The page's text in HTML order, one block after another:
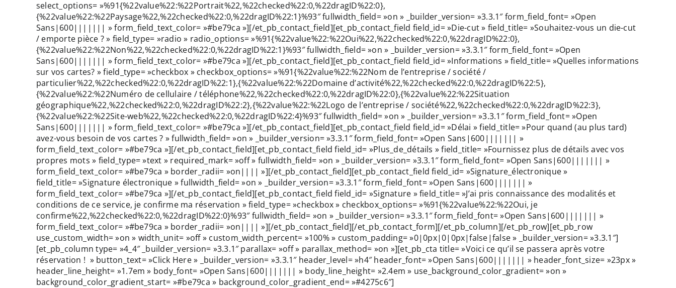
select_options= »%91{%22value%22:%22Portrait%22,%22checked%22:0,%22dragID%22:0},
{%22value%22:%22Paysage%22,%22checked%22:0,%22dragID%22:1}%93″ fullwidth_field= »on » _builder_version= »3.3.1″ form_field_font= »Open
Sans|600||||||| » form_field_text_color= »#be79ca »][/et_pb_contact_field][et_pb_contact_field field_id= »Die-cut » field_title= »Souhaitez-vous un die-cut
/ emporte pièce ? » field_type= »radio » radio_options= »%91{%22value%22:%22Oui%22,%22checked%22:0,%22dragID%22:0},
{%22value%22:%22Non%22,%22checked%22:0,%22dragID%22:1}%93″ fullwidth_field= »on » _builder_version= »3.3.1″ form_field_font= »Open
Sans|600||||||| » form_field_text_color= »#be79ca »][/et_pb_contact_field][et_pb_contact_field field_id= »Informations » field_title= »Quelles informations
sur vos cartes? » field_type= »checkbox » checkbox_options= »%91{%22value%22:%22Nom de l’entreprise / société /
particulier%22,%22checked%22:0,%22dragID%22:1},{%22value%22:%22Domaine d’activité%22,%22checked%22:0,%22dragID%22:5},
{%22value%22:%22Numéro de cellulaire / téléphone%22,%22checked%22:0,%22dragID%22:0},{%22value%22:%22Situation
géographique%22,%22checked%22:0,%22dragID%22:2},{%22value%22:%22Logo de l’entreprise / société%22,%22checked%22:0,%22dragID%22:3},
{%22value%22:%22Site-web%22,%22checked%22:0,%22dragID%22:4}%93″ fullwidth_field= »on » _builder_version= »3.3.1″ form_field_font= »Open
Sans|600||||||| » form_field_text_color= »#be79ca »][/et_pb_contact_field][et_pb_contact_field field_id= »Délai » field_title= »Pour quand (au plus tard)
avez-vous besoin de vos cartes ? » fullwidth_field= »on » _builder_version= »3.3.1″ form_field_font= »Open Sans|600||||||| »
form_field_text_color= »#be79ca »][/et_pb_contact_field][et_pb_contact_field field_id= »Plus_de_détails » field_title= »Fournissez plus de détails avec vos
propres mots » field_type= »text » required_mark= »off » fullwidth_field= »on » _builder_version= »3.3.1″ form_field_font= »Open Sans|600||||||| »
form_field_text_color= »#be79ca » border_radii= »on|||| »][/et_pb_contact_field][et_pb_contact_field field_id= »Signature_électronique »
field_title= »Signature électronique » fullwidth_field= »on » _builder_version= »3.3.1″ form_field_font= »Open Sans|600||||||| »
form_field_text_color= »#be79ca »][/et_pb_contact_field][et_pb_contact_field field_id= »Signature » field_title= »J’ai pris connaissance des modalités et
conditions de ce service, je confirme ma réservation » field_type= »checkbox » checkbox_options= »%91{%22value%22:%22Oui, je
confirme%22,%22checked%22:0,%22dragID%22:0}%93″ fullwidth_field= »on » _builder_version= »3.3.1″ form_field_font= »Open Sans|600||||||| »
form_field_text_color= »#be79ca » border_radii= »on|||| »][/et_pb_contact_field][/et_pb_contact_form][/et_pb_column][/et_pb_row][et_pb_row
use_custom_width= »on » width_unit= »off » custom_width_percent= »100% » custom_padding= »0|0px|0|0px|false|false » _builder_version= »3.3.1″]
[et_pb_column type= »4_4″ _builder_version= »3.3.1″ parallax= »off » parallax_method= »on »][et_pb_cta title= »Voici ce qu’il se passera après votre
réservation ! » button_text= »Click Here » _builder_version= »3.3.1″ header_level= »h4″ header_font= »Open Sans|600||||||| » header_font_size= »23px »
header_line_height= »1.7em » body_font= »Open Sans|600||||||| » body_line_height= »2.4em » use_background_color_gradient= »on »
background_color_gradient_start= »#be79ca » background_color_gradient_end= »#4275c6″]